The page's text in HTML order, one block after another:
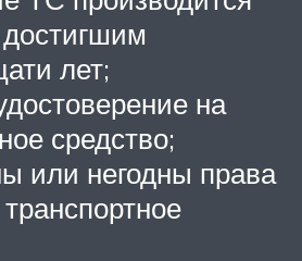
лет;
на
средство;
или негодны права